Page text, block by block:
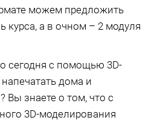
можем предложить
курса, а в очном – 2 модуля
сегодня с помощью 3D-
дома и
Вы знаете о том, что с
3D-моделирования